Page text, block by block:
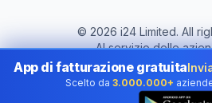
© 2026 i24 Limited. All
Al servizio delle
Cambia paese:
Italy
App di fatturazione gratuita
Scelto da 3.000.000+